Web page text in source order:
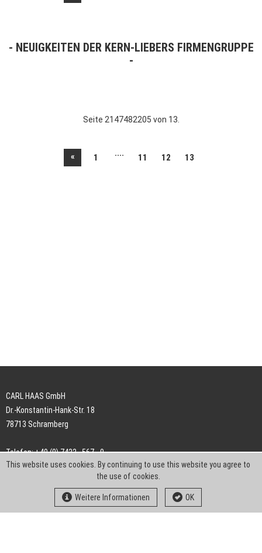
NEUIGKEITEN DER KERN-LIEBERS FIRMENGRUPPE
Seite 2147482205 von 13.
« 1 .... 11 12 13
CARL HAAS GmbH
Dr.-Konstantin-Hank-Str. 18
78713 Schramberg
Telefon: +49 (0) 7422 . 567 - 0
Telefax: +49 (0) 7422 . 567 - 239
info-ch@kern-liebers.com
This website uses cookies. By continuing to use this website you agree to
the use of cookies.
Weitere Informationen OK